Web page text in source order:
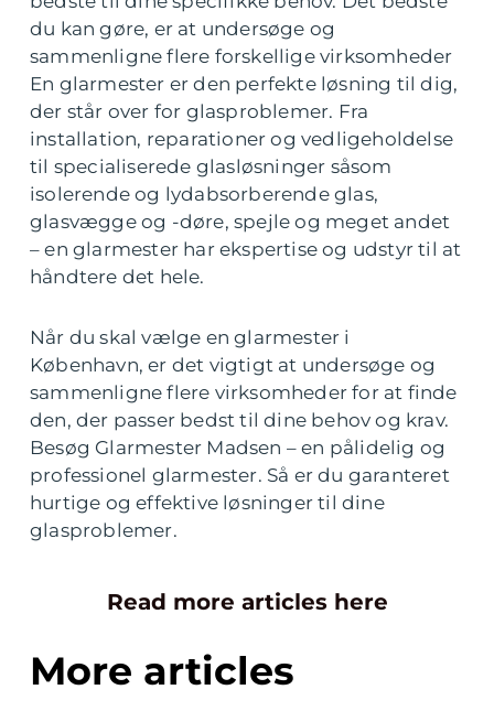
du kan gøre, er at undersøge og
sammenligne flere forskellige virksomheder
En glarmester er den perfekte løsning til dig,
der står over for glasproblemer. Fra
installation, reparationer og vedligeholdelse
til specialiserede glasløsninger såsom
isolerende og lydabsorberende glas,
glasvægge og -døre, spejle og meget andet
– en glarmester har ekspertise og udstyr til at
håndtere det hele.
Når du skal vælge en glarmester i
København, er det vigtigt at undersøge og
sammenligne flere virksomheder for at finde
den, der passer bedst til dine behov og krav.
Besøg Glarmester Madsen – en pålidelig og
professionel glarmester. Så er du garanteret
hurtige og effektive løsninger til dine
glasproblemer.
Read more articles here
More articles